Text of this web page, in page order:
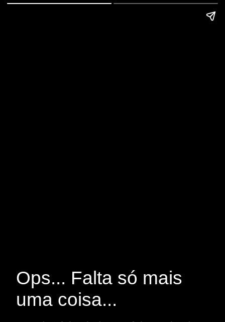
Ops... Falta só mais
uma coisa...